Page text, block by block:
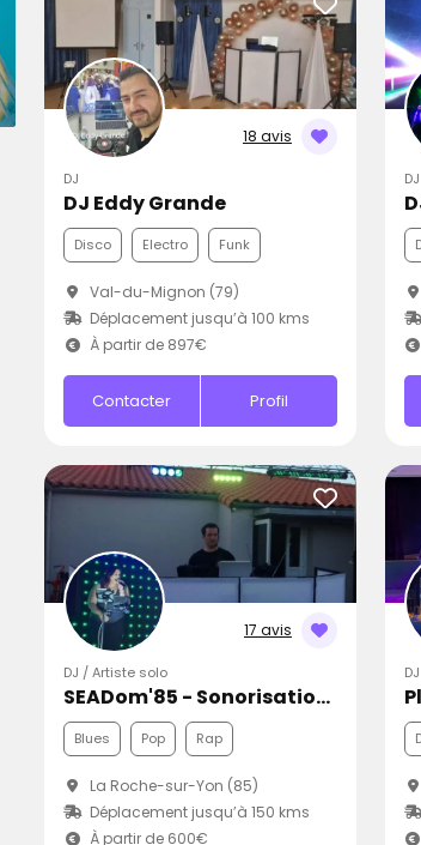
18 avis
DJ
DJ Eddy Grande
Disco Electro Funk
Val-du-Mignon (79)
Déplacement jusqu’à 100 kms
À partir de 897€
Contacter Profil
DJ
17 avis
DJ / Artiste solo
SEADom'85 - Sonorisation Eclairage et Animation d'événements
Blues Pop Rap
La Roche-sur-Yon (85)
Déplacement jusqu’à 150 kms
À partir de 600€
DJ